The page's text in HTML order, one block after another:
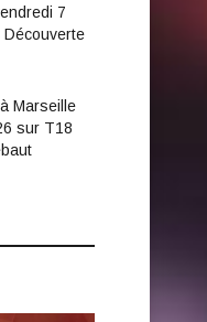
7
Marseille
sur T18